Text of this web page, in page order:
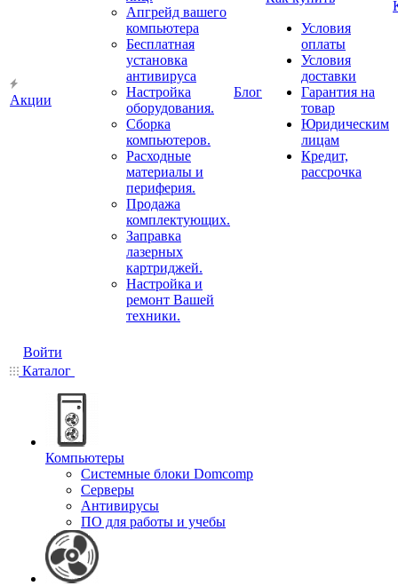
Акции
Апгрейд вашего
компьютера
Бесплатная
установка
антивируса
Настройка
оборудования.
Сборка
компьютеров.
Расходные
материалы и
периферия.
Продажа
комплектующих.
Заправка
лазерных
картриджей.
Настройка и
ремонт Вашей
техники.
Блог
Условия
оплаты
Условия
доставки
Гарантия на
товар
Юридическим
лицам
Кредит,
рассрочка
Войти
Каталог
Компьютеры
Системные блоки Domcomp
Серверы
Антивирусы
ПО для работы и учебы